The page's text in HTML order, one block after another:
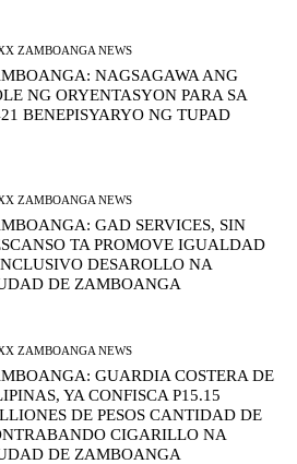
ZAMBOANGA NEWS
NAGSAGAWA ANG
NG ORYENTASYON PARA SA
BENEPISYARYO NG TUPAD
ZAMBOANGA NEWS
GAD SERVICES, SIN
TA PROMOVE IGUALDAD
DESAROLLO NA
DE ZAMBOANGA
ZAMBOANGA NEWS
GUARDIA COSTERA DE
YA CONFISCA P15.15
DE PESOS CANTIDAD DE
CIGARILLO NA
DE ZAMBOANGA